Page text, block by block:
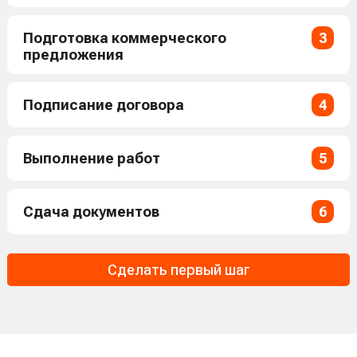
Подготовка коммерческого
предложения
3
Подписание договора 4
Выполнение работ 5
Сдача документов 6
Сделать первый шаг